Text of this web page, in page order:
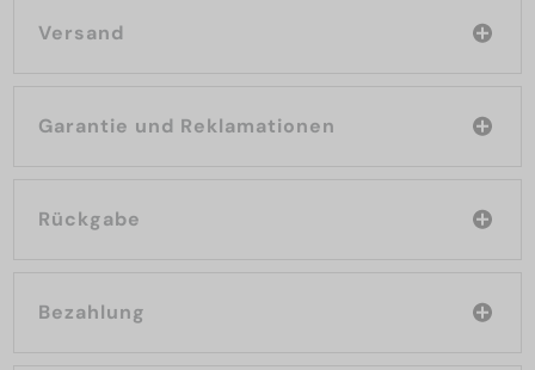
Versand
Garantie und Reklamationen
Rückgabe
Bezahlung